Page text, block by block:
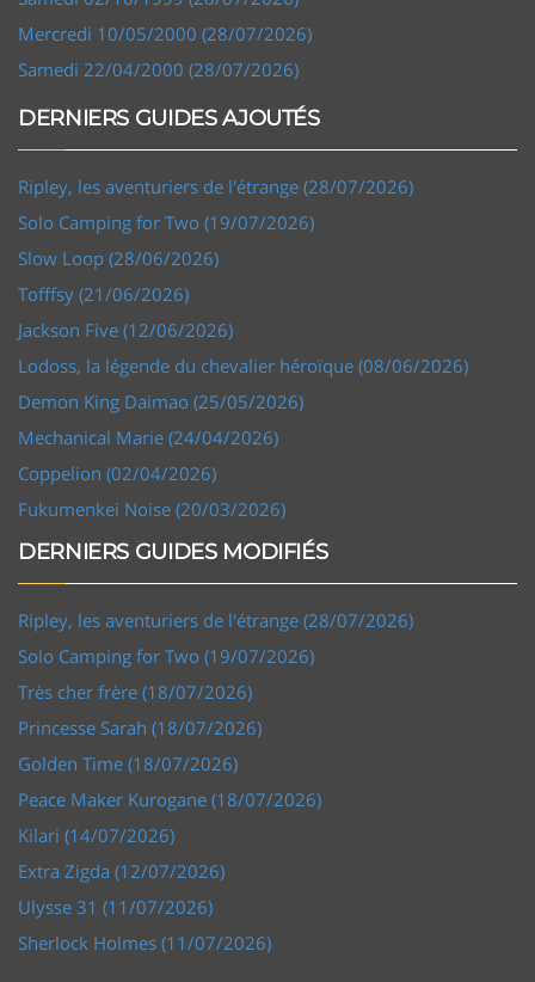
Mercredi 10/05/2000 (28/07/2026)
Samedi 22/04/2000 (28/07/2026)
DERNIERS GUIDES AJOUTÉS
Ripley, les aventuriers de l'étrange (28/07/2026)
Solo Camping for Two (19/07/2026)
Slow Loop (28/06/2026)
Tofffsy (21/06/2026)
Jackson Five (12/06/2026)
Lodoss, la légende du chevalier héroïque (08/06/2026)
Demon King Daimao (25/05/2026)
Mechanical Marie (24/04/2026)
Coppelion (02/04/2026)
Fukumenkei Noise (20/03/2026)
DERNIERS GUIDES MODIFIÉS
Ripley, les aventuriers de l'étrange (28/07/2026)
Solo Camping for Two (19/07/2026)
Très cher frère (18/07/2026)
Princesse Sarah (18/07/2026)
Golden Time (18/07/2026)
Peace Maker Kurogane (18/07/2026)
Kilari (14/07/2026)
Extra Zigda (12/07/2026)
Ulysse 31 (11/07/2026)
Sherlock Holmes (11/07/2026)